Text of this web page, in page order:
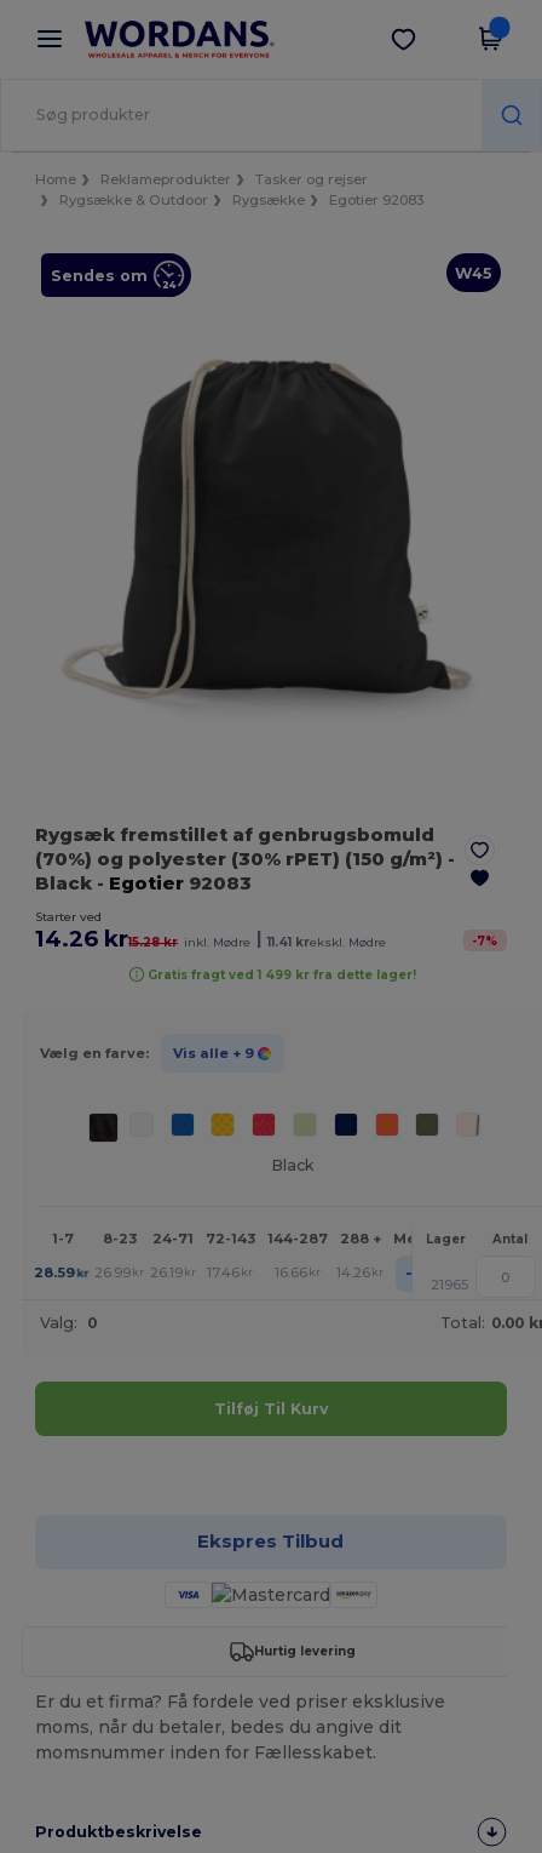
× Wordans-app
Bedre priser i appen!
Hent app
Home Reklameprodukter
Tasker og rejser
Rygsække & Outdoor
Rygsække Egotier 92083
W45
Sendes om
Rygsæk fremstillet af genbrugsbomuld
(70%) og polyester (30% rPET) (150 g/m²) -
Black - Egotier 92083
Starter ved
14.26 kr15.28 kr inkl. Mødre 11.41 krekskl. Mødre -7%
Gratis fragt ved 1 499 kr fra dette lager!
Vælg en farve: Vis alle + 9
Black
1-7 8-23 24-71 72-143 144-287 288 + MereLager Antal
28.59kr 26.99 kr 26.19 kr 17.46 kr 16.66 kr 14.26 kr + 21965
Valg: 0 Total: 0.00
Tilføj Til Kurv
Ekspres Tilbud
Hurtig levering
Er du et firma? Få fordele ved priser eksklusive
moms, når du betaler, bedes du angive dit
momsnummer inden for Fællesskabet.
Produktbeskrivelse